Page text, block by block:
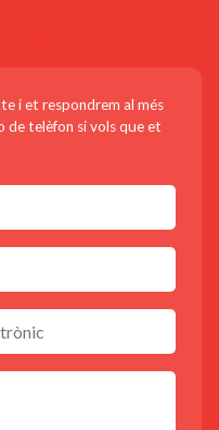
i et respondrem al més
de telèfon si vols que et